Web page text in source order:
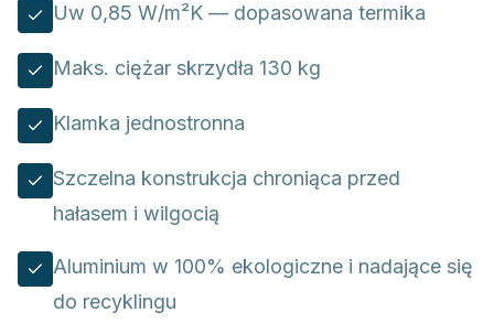
Uw 0,85 W/m²K — dopasowana termika
Maks. ciężar skrzydła 130 kg
Klamka jednostronna
Szczelna konstrukcja chroniąca przed
hałasem i wilgocią
Aluminium w 100% ekologiczne i nadające się
do recyklingu